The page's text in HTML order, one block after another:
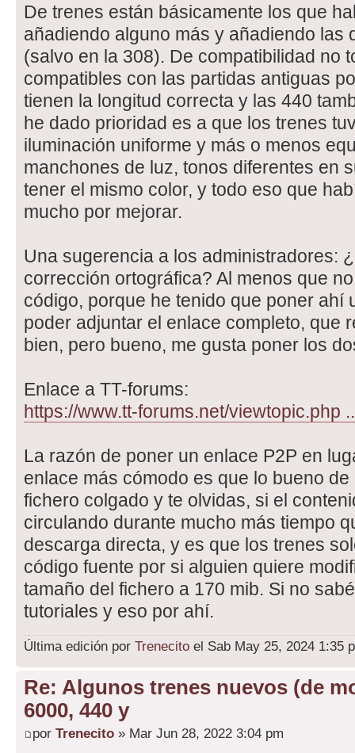
De trenes están básicamente los que
añadiendo alguno más y añadiendo las
(salvo en la 308). De compatibilidad no
compatibles con las partidas antiguas
tienen la longitud correcta y las 440
he dado prioridad es a que los trenes
iluminación uniforme y más o menos
manchones de luz, tonos diferentes en
tener el mismo color, y todo eso que
mucho por mejorar.
Una sugerencia a los administradores:
corrección ortográfica? Al menos que
código, porque he tenido que poner ahí
poder adjuntar el enlace completo, que
bien, pero bueno, me gusta poner los
Enlace a TT-forums:
https://www.tt-forums.net/viewtopic.php
La razón de poner un enlace P2P en
enlace más cómodo es que lo bueno
fichero colgado y te olvidas, si el
circulando durante mucho más tiempo
descarga directa, y es que los trenes
código fuente por si alguien quiere
tamaño del fichero a 170 mib. Si no
tutoriales y eso por ahí.
Última edición por Trenecito el Sab May 25, 2024 1:35
Re: Algunos trenes nuevos (de
6000, 440 y
por Trenecito » Mar Jun 28, 2022 3:04 pm